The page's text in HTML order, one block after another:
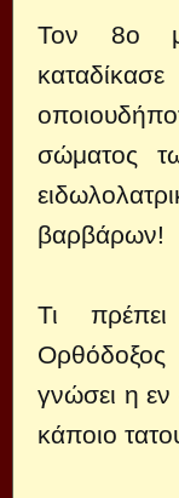
Τον 8ο
σώματος
βαρβάρων!
Τι
γνώσει η εν
κάποιο